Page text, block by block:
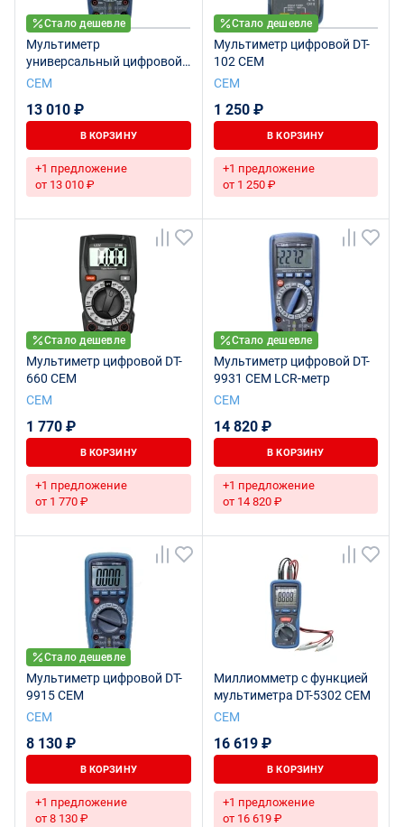
Стало дешевле
Мультиметр
универсальный цифровой
DT-61 CEM мультиметр с
люксметра и параметров
окружающей среды (6 в 1)
СЕМ
13 010 ₽
В КОРЗИНУ
+1 предложение
от 13 010 ₽
Стало дешевле
Мультиметр цифровой DT-
102 CEM
СЕМ
1 250 ₽
В КОРЗИНУ
+1 предложение
от 1 250 ₽
Стало дешевле
Мультиметр цифровой DT-
660 CEM
СЕМ
1 770 ₽
В КОРЗИНУ
+1 предложение
от 1 770 ₽
Стало дешевле
Мультиметр цифровой DT-
9931 CEM LCR-метр
СЕМ
14 820 ₽
В КОРЗИНУ
+1 предложение
от 14 820 ₽
Стало дешевле
Мультиметр цифровой DT-
9915 CEM
СЕМ
8 130 ₽
В КОРЗИНУ
+1 предложение
от 8 130 ₽
Миллиомметр с функцией
мультиметра DT-5302 CEM
СЕМ
16 619 ₽
В КОРЗИНУ
+1 предложение
от 16 619 ₽